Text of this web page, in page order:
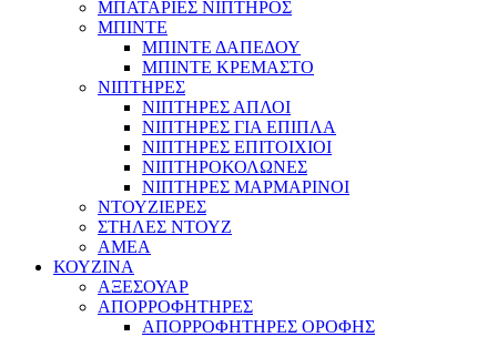
ΜΠΑΤΑΡΙΕΣ ΝΙΠΤΗΡΟΣ
ΜΠΙΝΤΕ
ΜΠΙΝΤΕ ΔΑΠΕΔΟΥ
ΜΠΙΝΤΕ ΚΡΕΜΑΣΤΟ
ΝΙΠΤΗΡΕΣ
ΝΙΠΤΗΡΕΣ ΑΠΛΟΙ
ΝΙΠΤΗΡΕΣ ΓΙΑ ΕΠΙΠΛΑ
ΝΙΠΤΗΡΕΣ ΕΠΙΤΟΙΧΙΟΙ
ΝΙΠΤΗΡΟΚΟΛΩΝΕΣ
ΝΙΠΤΗΡΕΣ ΜΑΡΜΑΡΙΝΟΙ
ΝΤΟΥΖΙΕΡΕΣ
ΣΤΗΛΕΣ ΝΤΟΥΖ
ΑΜΕΑ
ΚΟΥΖΙΝΑ
ΑΞΕΣΟΥΑΡ
ΑΠΟΡΡΟΦΗΤΗΡΕΣ
ΑΠΟΡΡΟΦΗΤΗΡΕΣ ΟΡΟΦΗΣ